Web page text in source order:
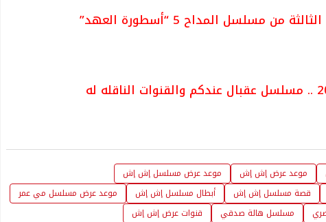
من مسلسل المداح 5 “أسطورة العهد”
موعد عرض إش إش
موعد عرض مسلسل إش إش
قصة مسلسل إش إش أبطال مسلسل إش إش
موعد عرض مسلسل مي عمر
مسلسل هالة صدقي
قنوات عرض إش إش